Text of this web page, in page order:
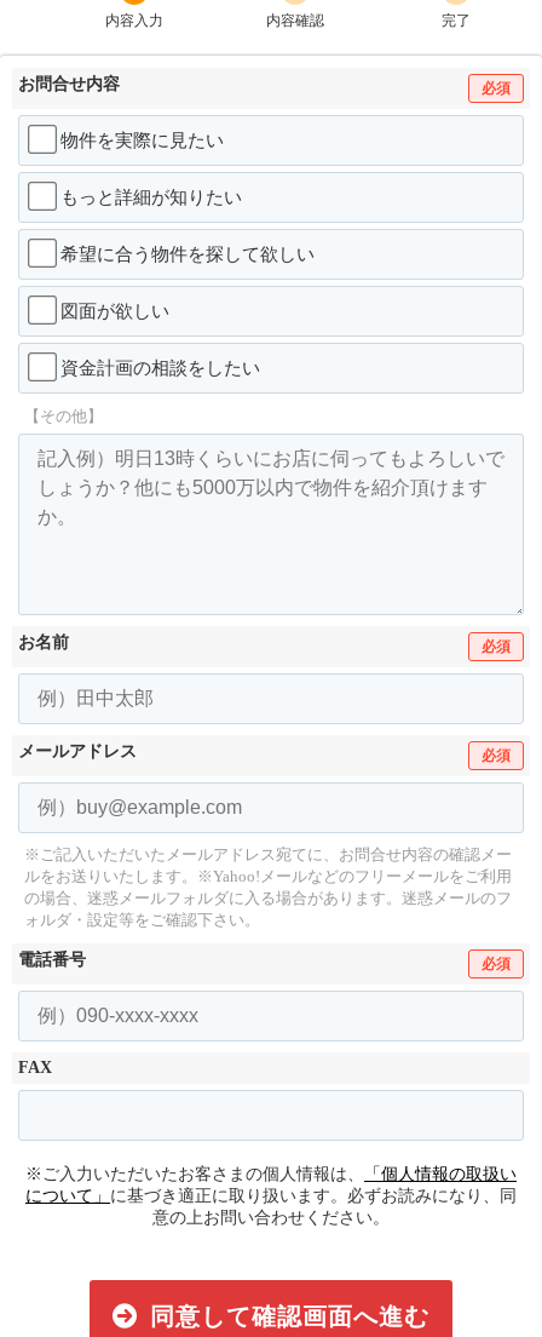
内容入力
内容確認
完了
お問合せ内容 必須
物件を実際に見たい
もっと詳細が知りたい
希望に合う物件を探して欲しい
図面が欲しい
資金計画の相談をしたい
【その他】
お名前 必須
メールアドレス 必須
※ご記入いただいたメールアドレス宛てに、お問合せ内容の確認メー
ルをお送りいたします。
※Yahoo!メールなどのフリーメールをご利用
の場合、迷惑メールフォルダに入る場合があります。 迷惑メールのフ
ォルダ・設定等をご確認下さい。
電話番号 必須
FAX
※ご入力いただいたお客さまの個人情報は、
「個人情報の取扱い
について」 に基づき適正に取り扱います。必ずお読みになり、同
意の上お問い合わせください。
同意して確認画面へ進む